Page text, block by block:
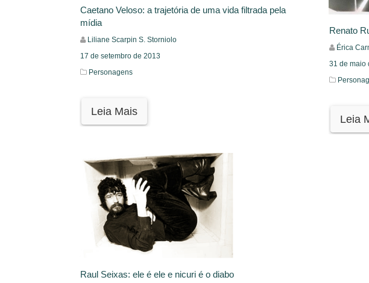
Caetano Veloso: a trajetória de uma vida filtrada pela
mídia
Liliane Scarpin S. Storniolo
17 de setembro de 2013
Personagens
Leia Mais
Renato
Érica
31 de maio
Leia
Raul Seixas: ele é ele e nicuri é o diabo